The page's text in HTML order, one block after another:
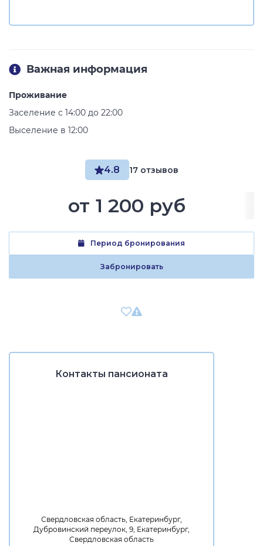
4.8 17 отзывов
от 1 200 руб
Период бронирования
Забронировать
Важная информация
Проживание
Заселение с 14:00 до 22:00
Выселение в 12:00
Контакты пансионата
Свердловская область, Екатеринбург,
Дубровинский переулок, 9, Екатеринбург,
Свердловская область